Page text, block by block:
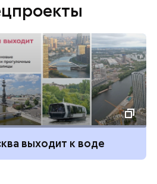
выходит к воде